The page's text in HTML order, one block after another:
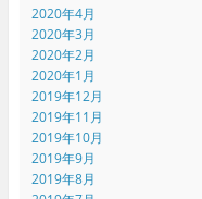
2020年4月
2020年3月
2020年2月
2020年1月
2019年12月
2019年11月
2019年10月
2019年9月
2019年8月